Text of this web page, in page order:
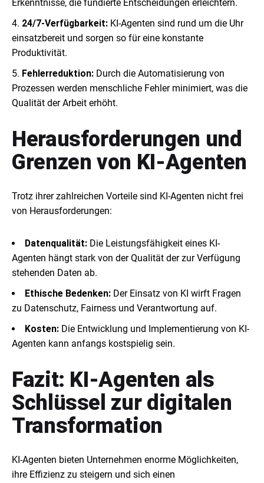
Erkenntnisse, die fundierte Entscheidungen erleichtern.
24/7-Verfügbarkeit: KI-Agenten sind rund um die Uhr
einsatzbereit und sorgen so für eine konstante
Produktivität.
Fehlerreduktion: Durch die Automatisierung von
Prozessen werden menschliche Fehler minimiert, was die
Qualität der Arbeit erhöht.
Herausforderungen und
Grenzen von KI-Agenten
Trotz ihrer zahlreichen Vorteile sind KI-Agenten nicht frei
von Herausforderungen:
Datenqualität:Die Leistungsfähigkeit eines KI-
Agenten hängt stark von der Qualität der zur Verfügung
stehenden Daten ab.
Ethische Bedenken:Der Einsatz von KI wirft Fragen
zu Datenschutz, Fairness und Verantwortung auf.
Kosten:Die Entwicklung und Implementierung von KI-
Agenten kann anfangs kostspielig sein.
Fazit: KI-Agenten als
Schlüssel zur digitalen
Transformation
KI-Agenten bieten Unternehmen enorme Möglichkeiten,
ihre Effizienz zu steigern und sich einen